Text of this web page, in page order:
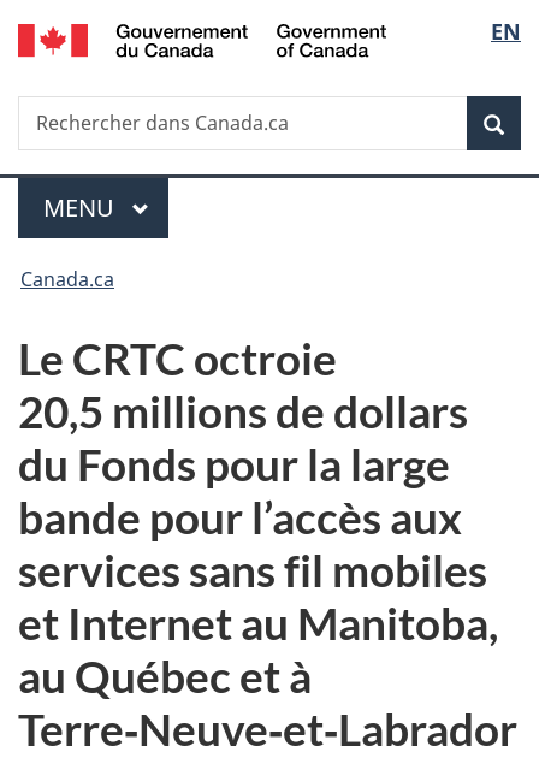
Passer
au
principal
Passer
à
Au
du
Passer
à
version
simplifiée
de
la
EN
Recherche
Rechercher
dans
Menu
MENU PRINCIPAL
Vous
ici :
Canada.ca
Le CRTC octroie
20,5 millions de dollars
du Fonds pour la large
bande pour l’accès aux
services sans fil mobiles
et Internet au Manitoba,
au Québec et à
Terre‑Neuve‑et‑Labrador